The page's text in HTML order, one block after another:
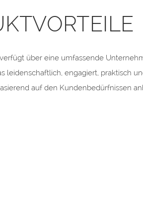
über eine umfassende
leidenschaftlich, engagiert, praktisch
auf den Kundenbedürfnissen